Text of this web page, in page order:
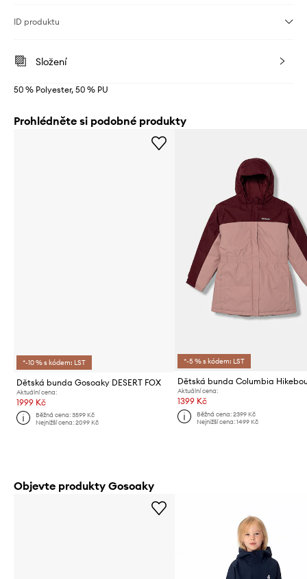
ID produktu
Složení
50 % Polyester, 50 % PU
Prohlédněte si podobné produkty
*-10 % s kódem: LST
Dětská bunda Gosoaky DESERT FOX
Aktuální cena:
1999 Kč
Běžná cena:3599 Kč
Nejnižší cena:2099 Kč
*-5 % s kódem: LST
Dětská bunda Columbia
Aktuální cena:
1399 Kč
Běžná cena: 2399 Kč
Nejnižší cena: 1499 Kč
Objevte produkty Gosoaky